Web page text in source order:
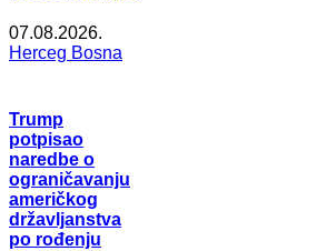
07.08.2026.
Herceg Bosna
Trump
potpisao
naredbe o
ograničavanju
američkog
državljanstva
po rođenju